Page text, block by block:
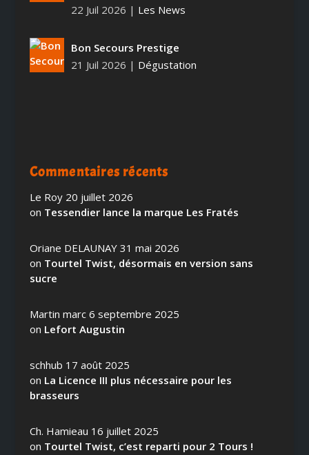
22 Juil 2026 | Les News
Bon Secours Prestige
21 Juil 2026 | Dégustation
Commentaires récents
Le Roy 20 juillet 2026
on Tessendier lance la marque Les Fratés
Oriane DELAUNAY 31 mai 2026
on Tourtel Twist, désormais en version sans
sucre
Martin marc 6 septembre 2025
on Lefort Augustin
schhub 17 août 2025
on La Licence III plus nécessaire pour les
brasseurs
Ch. Hamieau 16 juillet 2025
on Tourtel Twist, c’est reparti pour 2 Tours !